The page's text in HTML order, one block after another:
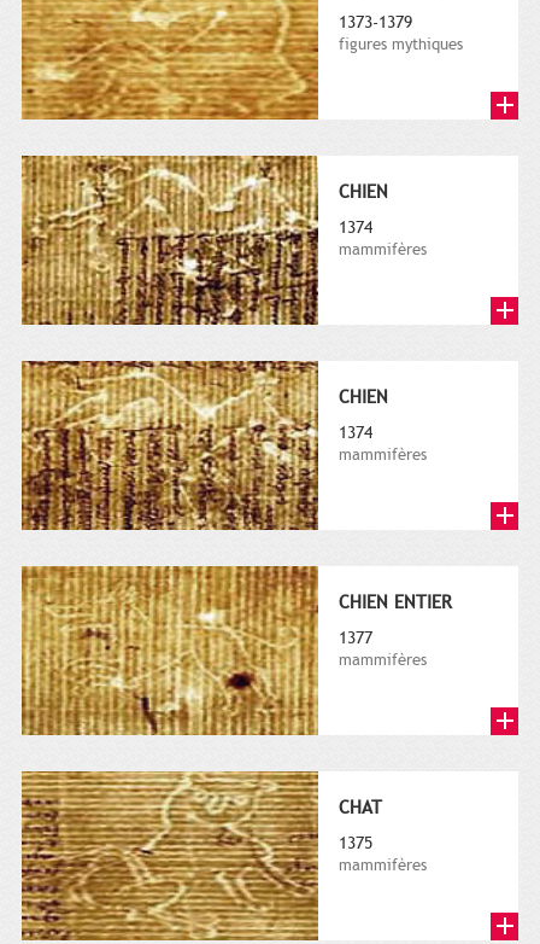
1373-1379
figures mythiques
CHIEN
1374
mammifères
CHIEN
1374
mammifères
CHIEN ENTIER
1377
mammifères
CHAT
1375
mammifères